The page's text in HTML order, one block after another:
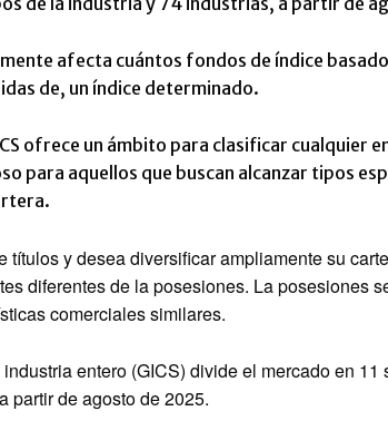
afecta cuántos fondos de índice
de, un índice determinado.
ofrece un ámbito para clasificar cualquier
para aquellos que buscan alcanzar tipos
títulos y desea diversificar ampliamente su
diferentes de la posesiones. La posesiones
comerciales similares.
entero (GICS) divide el mercado en 11
partir de agosto de 2025.